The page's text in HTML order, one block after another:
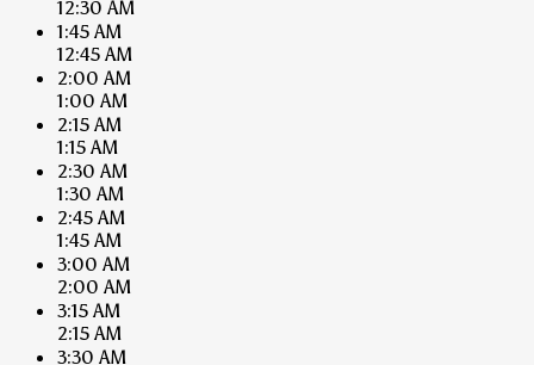
12:30 AM
1:45 AM
12:45 AM
2:00 AM
1:00 AM
2:15 AM
1:15 AM
2:30 AM
1:30 AM
2:45 AM
1:45 AM
3:00 AM
2:00 AM
3:15 AM
2:15 AM
3:30 AM